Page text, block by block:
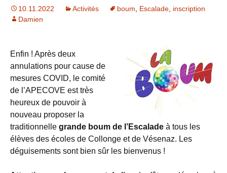
10.11.2022 Activités boum Escalade inscription
Damien
Enfin ! Après deux
annulations pour cause de
mesures COVID, le comité
de l’APECOVE est très
heureux de pouvoir à
nouveau proposer la
traditionnelle grande boum de l’Escalade à tous les
élèves des écoles de Collonge et de Vésenaz. Les
déguisements sont bien sûr les bienvenus !